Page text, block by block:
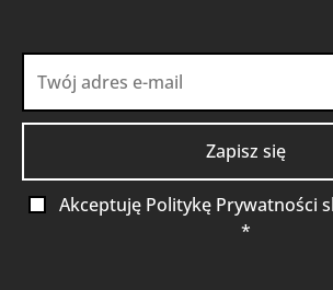
Akceptuję Politykę Prywatności
*